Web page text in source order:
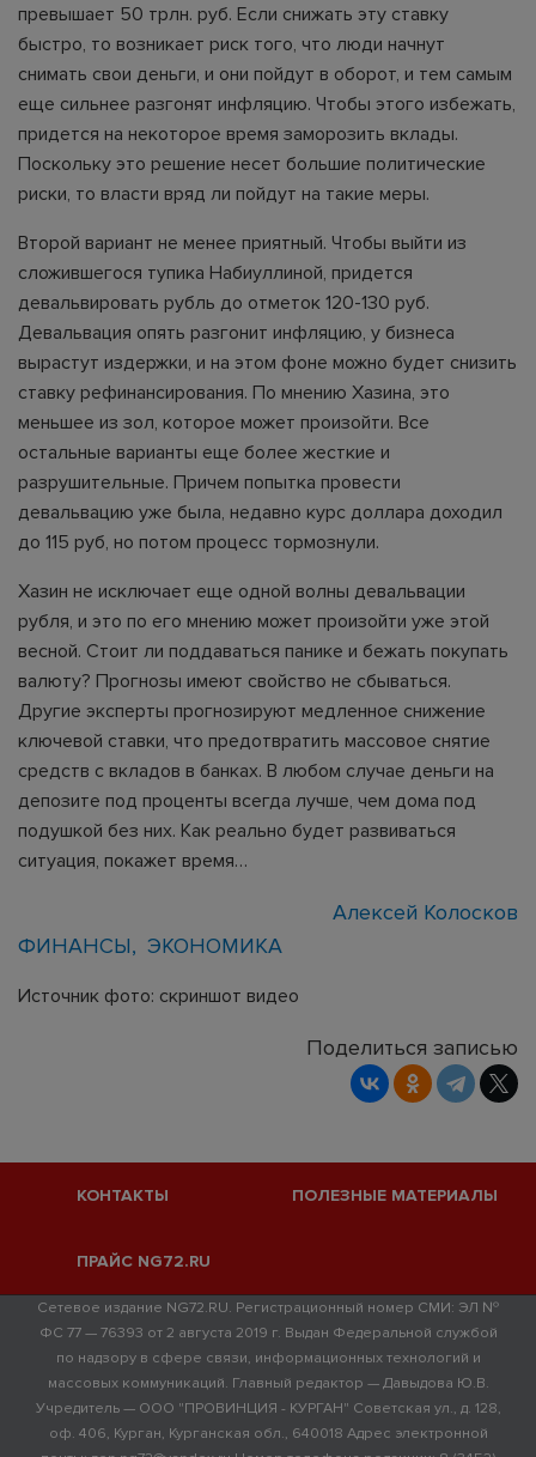
превышает 50 трлн. руб. Если снижать эту ставку
быстро, то возникает риск того, что люди начнут
снимать свои деньги, и они пойдут в оборот, и тем самым
еще сильнее разгонят инфляцию. Чтобы этого избежать,
придется на некоторое время заморозить вклады.
Поскольку это решение несет большие политические
риски, то власти вряд ли пойдут на такие меры.
Второй вариант не менее приятный. Чтобы выйти из
сложившегося тупика Набиуллиной, придется
девальвировать рубль до отметок 120-130 руб.
Девальвация опять разгонит инфляцию, у бизнеса
вырастут издержки, и на этом фоне можно будет снизить
ставку рефинансирования. По мнению Хазина, это
меньшее из зол, которое может произойти. Все
остальные варианты еще более жесткие и
разрушительные. Причем попытка провести
девальвацию уже была, недавно курс доллара доходил
до 115 руб, но потом процесс тормознули.
Хазин не исключает еще одной волны девальвации
рубля, и это по его мнению может произойти уже этой
весной. Стоит ли поддаваться панике и бежать покупать
валюту? Прогнозы имеют свойство не сбываться.
Другие эксперты прогнозируют медленное снижение
ключевой ставки, что предотвратить массовое снятие
средств с вкладов в банках. В любом случае деньги на
депозите под проценты всегда лучше, чем дома под
подушкой без них. Как реально будет развиваться
ситуация, покажет время…
Алексей Колосков
ФИНАНСЫ
ЭКОНОМИКА
Источник фото: скриншот видео
Поделиться записью
КОНТАКТЫ ПОЛЕЗНЫЕ МАТЕРИАЛЫ
ПРАЙС NG72.RU
Сетевое издание NG72.RU. Регистрационный номер СМИ: ЭЛ №
ФС 77 — 76393 от 2 августа 2019 г. Выдан Федеральной службой
по надзору в сфере связи, информационных технологий и
массовых коммуникаций. Главный редактор — Давыдова Ю.В.
Учредитель — ООО "ПРОВИНЦИЯ - КУРГАН" Советская ул., д. 128,
оф. 406, Курган, Курганская обл., 640018 Адрес электронной